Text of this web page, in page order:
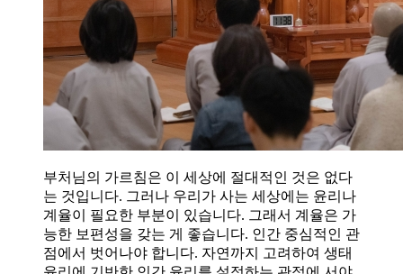
부처님의 가르침은 이 세상에 절대적인 것은 없다
는 것입니다. 그러나 우리가 사는 세상에는 윤리나
계율이 필요한 부분이 있습니다. 그래서 계율은 가
능한 보편성을 갖는 게 좋습니다. 인간 중심적인 관
점에서 벗어나야 합니다. 자연까지 고려하여 생태